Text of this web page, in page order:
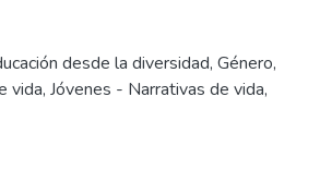
desde la diversidad, Género,
vida, Jóvenes - Narrativas de vida,